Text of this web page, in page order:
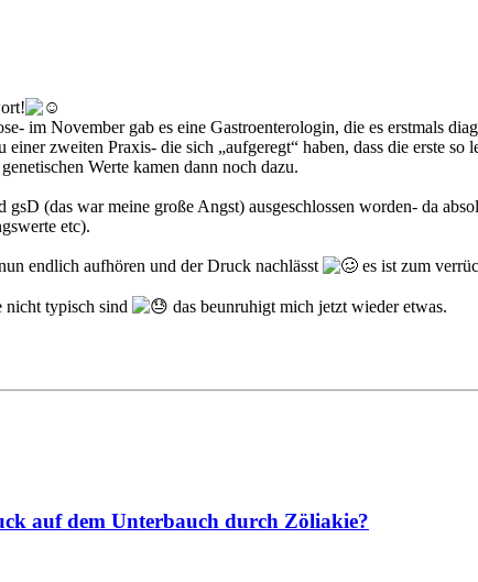
im November gab es eine Gastroenterologin, die es erstmals
zweiten Praxis- die sich „aufgeregt“ haben, dass die erste
Werte kamen dann noch dazu.
(das war meine große Angst) ausgeschlossen worden- da
etc).
endlich aufhören und der Druck nachlässt es ist zum
nicht typisch sind das beunruhigt mich jetzt wieder etwas.
auf dem Unterbauch durch Zöliakie?